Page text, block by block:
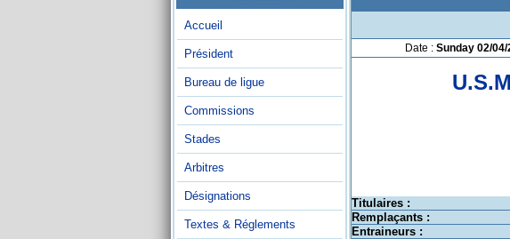
Accueil
Président
Bureau de ligue
Commissions
Stades
Arbitres
Désignations
Textes & Réglements
Date : Sunday 02/04/
Titulaires :
Remplaçants :
Entraineurs :